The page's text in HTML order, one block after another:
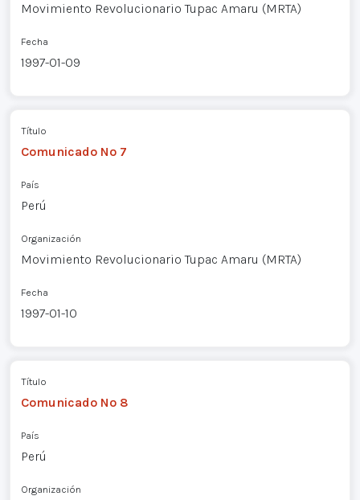
Movimiento Revolucionario Tupac Amaru (MRTA)
Fecha
1997-01-09
Título
Comunicado Nº 7
País
Perú
Organización
Movimiento Revolucionario Tupac Amaru (MRTA)
Fecha
1997-01-10
Título
Comunicado Nº 8
País
Perú
Organización